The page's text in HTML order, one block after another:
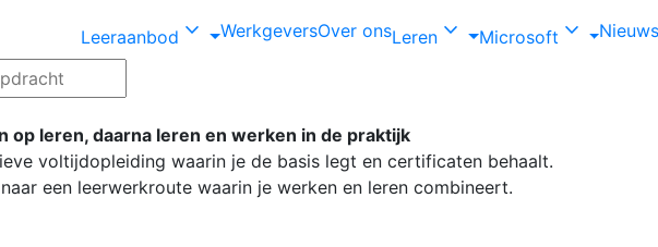
Leeraanbod expand_more WerkgeversOver onsLeren expand_more Microsoft expand_more Nieuws
Leren
op leren, daarna leren en werken in de praktijk
voltijdopleiding waarin je de basis legt en certificaten behaalt.
een leerwerkroute waarin je werken en leren combineert.